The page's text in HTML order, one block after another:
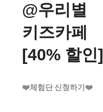
@우리별
키즈카페
[40% 할인]
❤️체험단 신청하기❤️